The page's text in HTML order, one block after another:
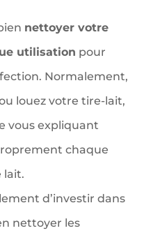
nettoyer votre
utilisation pour
Normalement,
louez votre tire-lait,
vous expliquant
chaque
lait.
d’investir dans
nettoyer les